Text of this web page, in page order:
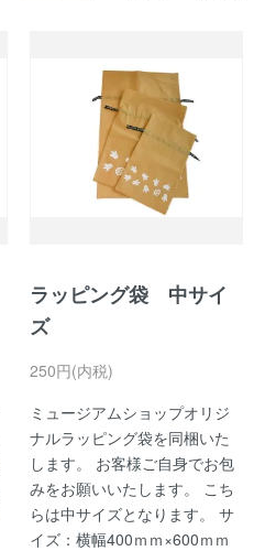
ラッピング袋 中サイ
ズ
250円(内税)
ミュージアムショップオリジ
ナルラッピング袋を同梱いた
します。 お客様ご自身でお包
みをお願いいたします。 こち
らは中サイズとなります。 サ
イズ：横幅400ｍｍ×600ｍｍ